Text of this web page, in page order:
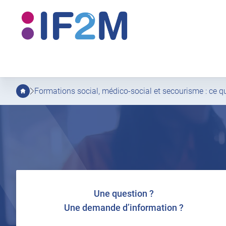
Aller
au
menu
principal
Aller
au
contenu
Formations social, médico-social et secourisme : ce
Une question ?
Une demande d’information ?